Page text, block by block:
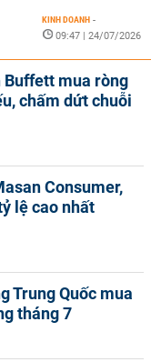
KINH DOANH -
09:47 | 24/07/2026
Buffett mua ròng
chấm dứt chuỗi
Consumer,
lệ cao nhất
Trung Quốc mua
tháng 7